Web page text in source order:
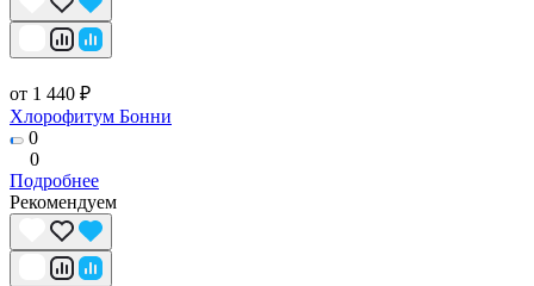
от 1 440 ₽
Хлорофитум Бонни
0
0
Подробнее
Рекомендуем